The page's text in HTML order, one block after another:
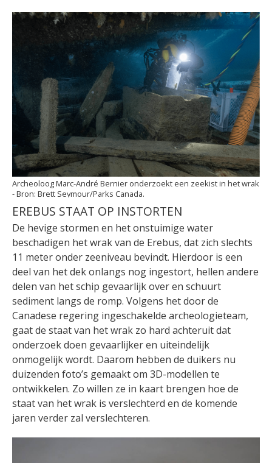
Archeoloog Marc-André Bernier onderzoekt een zeekist in het wrak
Brett Seymour/Parks Canada.
EREBUS STAAT OP INSTORTEN
De hevige stormen en het onstuimige water
beschadigen het wrak van de Erebus, dat zich slechts
11 meter onder zeeniveau bevindt. Hierdoor is een
deel van het dek onlangs nog ingestort, hellen andere
delen van het schip gevaarlijk over en schuurt
sediment langs de romp. Volgens het door de
Canadese regering ingeschakelde archeologieteam,
gaat de staat van het wrak zo hard achteruit dat
onderzoek doen gevaarlijker en uiteindelijk
onmogelijk wordt. Daarom hebben de duikers nu
duizenden foto’s gemaakt om 3D-modellen te
ontwikkelen. Zo willen ze in kaart brengen hoe de
staat van het wrak is verslechterd en de komende
jaren verder zal verslechteren.